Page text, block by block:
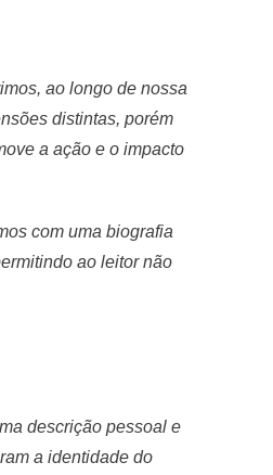
ao longo de nossa
distintas, porém
a ação e o impacto
com uma biografia
ao leitor não
descrição pessoal e
a identidade do